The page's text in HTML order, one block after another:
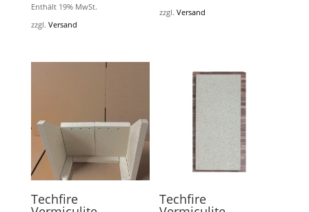
Enthält 19% MwSt.
zzgl. Versand
zzgl.Versand
Techfire Techfire